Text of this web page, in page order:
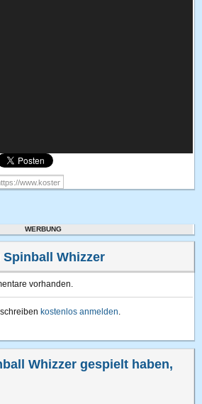
WERBUNG
Whizzer
vorhanden.
kostenlos anmelden.
Whizzer gespielt haben,